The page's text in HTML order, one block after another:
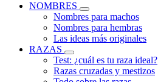
NOMBRES
Nombres para machos
Nombres para hembras
Las ideas más originales
RAZAS
Test: ¿cuál es tu raza ideal?
Razas cruzadas y mestizos